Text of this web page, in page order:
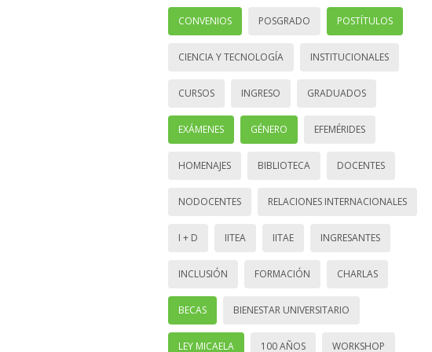
CONVENIOS POSGRADO POSTÍTULOS
CIENCIA Y TECNOLOGÍA INSTITUCIONALES
CURSOS INGRESO GRADUADOS
EXÁMENES GÉNERO EFEMÉRIDES
HOMENAJES BIBLIOTECA DOCENTES
NODOCENTES RELACIONES INTERNACIONALES
I + D IITEA IITAE INGRESANTES
INCLUSIÓN FORMACIÓN CHARLAS
BECAS BIENESTAR UNIVERSITARIO
LEY MICAELA 100 AÑOS WORKSHOP